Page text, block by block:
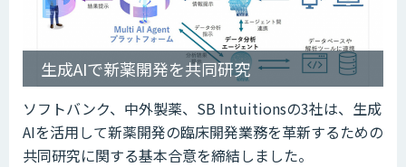
生成AIで新薬開発を共同研究
ソフトバンク、中外製薬、SB Intuitionsの3社は、生成
AIを活用して新薬開発の臨床開発業務を革新するための
共同研究に関する基本合意を締結しました。